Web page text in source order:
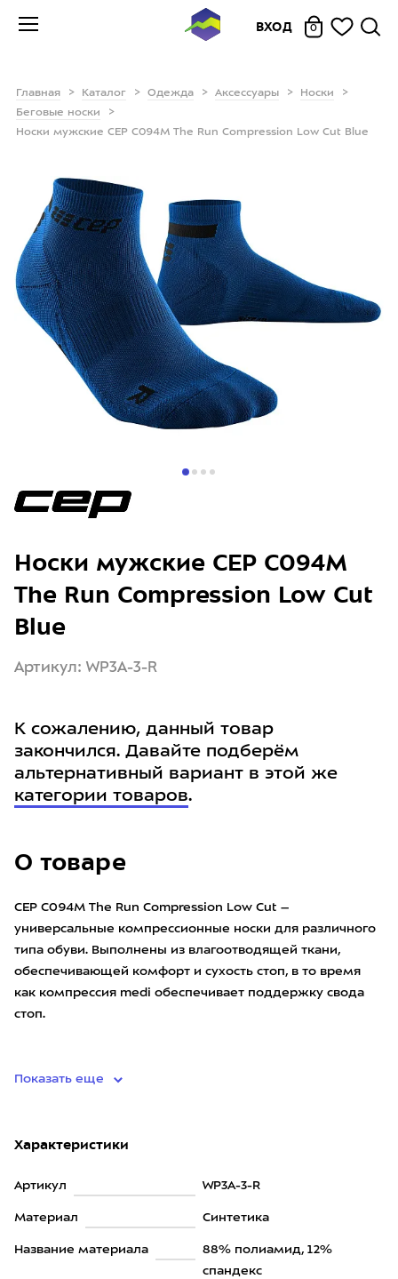
ВХОД 0
Главная Каталог Одежда Аксессуары
Носки
Беговые носки
Носки мужские CEP C094M The Run Compression Low Cut Blue
О товаре
CEP C094M The Run Compression Low Cut –
универсальные компрессионные носки для различного
типа обуви. Выполнены из влагоотводящей ткани,
обеспечивающей комфорт и сухость стоп, в то время
как компрессия medi обеспечивает поддержку свода
стоп.
Показать еще
Характеристики
Артикул WP3A-3-R
Материал Синтетика
Название материала
88% полиамид, 12%
спандекс
Носки мужские CEP C094M
The Run Compression Low Cut
Blue
Артикул: WP3A-3-R
К сожалению, данный товар
закончился. Давайте подберём
альтернативный вариант в этой же
категории товаров.